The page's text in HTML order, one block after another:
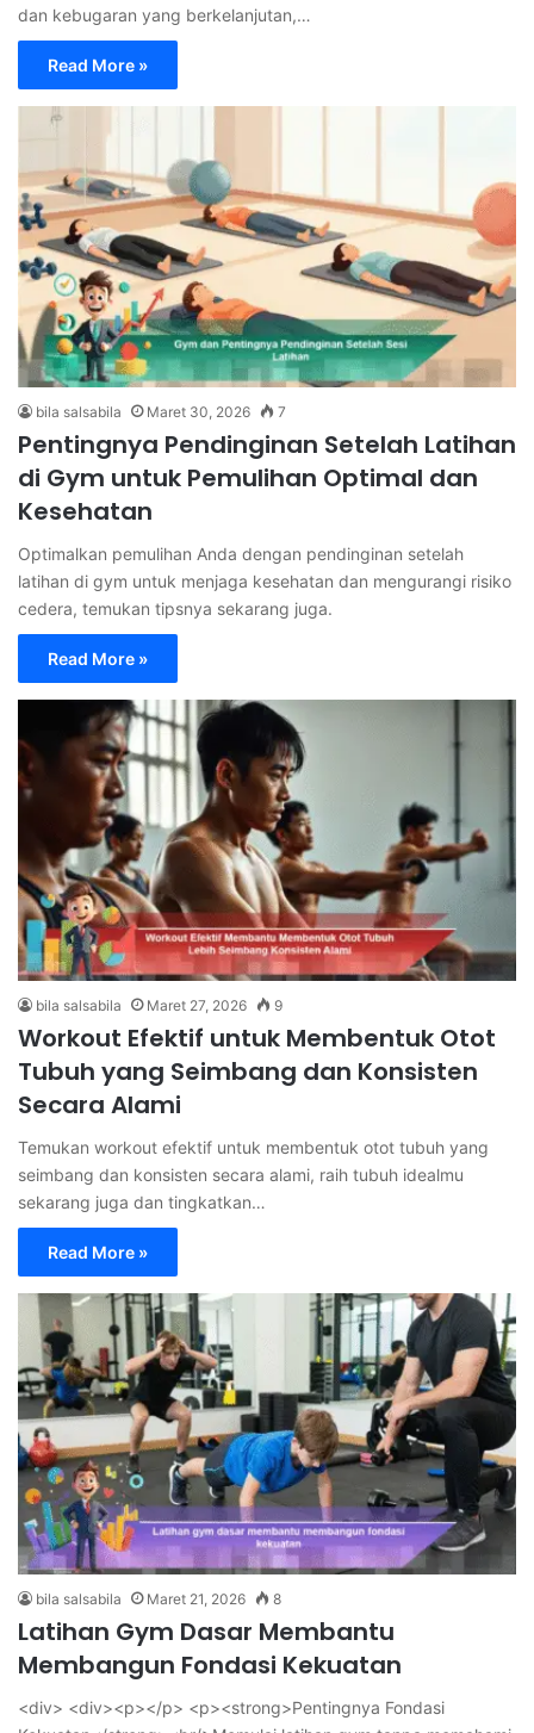
dan kebugaran yang berkelanjutan,…
Read More »
bila salsabila Maret 30, 2026 7
Pentingnya Pendinginan Setelah Latihan
di Gym untuk Pemulihan Optimal dan
Kesehatan
Optimalkan pemulihan Anda dengan pendinginan setelah
latihan di gym untuk menjaga kesehatan dan mengurangi risiko
cedera, temukan tipsnya sekarang juga.
Read More »
bila salsabila Maret 27, 2026 9
Workout Efektif untuk Membentuk Otot
Tubuh yang Seimbang dan Konsisten
Secara Alami
Temukan workout efektif untuk membentuk otot tubuh yang
seimbang dan konsisten secara alami, raih tubuh idealmu
sekarang juga dan tingkatkan…
Read More »
bila salsabila Maret 21, 2026 8
Latihan Gym Dasar Membantu
Membangun Fondasi Kekuatan
<div> <div><p></p> <p><strong>Pentingnya Fondasi